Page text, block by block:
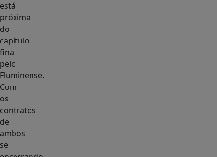
está
próxima
do
capítulo
final
pelo
Fluminense.
Com
os
contratos
de
ambos
se